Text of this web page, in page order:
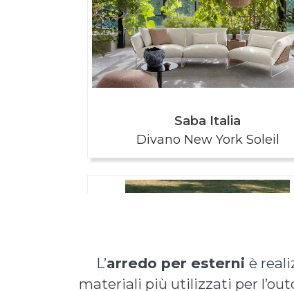
L’arredo per esterni è
materiali più utilizzati per